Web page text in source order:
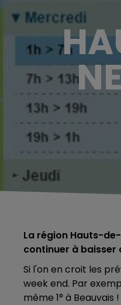
La région Hauts-
continuer à baisser
Si l'on en croit les
week end. Par
même 1° à Beauvais !